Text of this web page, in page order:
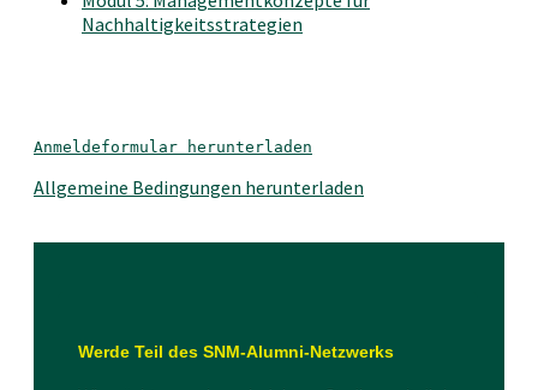
Nachhaltigkeitsstrategien
Anmeldeformular herunterladen
Allgemeine Bedingungen herunterladen